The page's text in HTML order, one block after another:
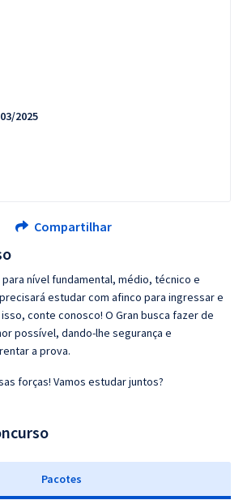
para nível fundamental, médio, técnico e
estudar com afinco para ingressar e
isso, conte conosco! O Gran busca fazer de
possível, dando-lhe segurança e
a prova.
forças! Vamos estudar juntos?
Pacotes
2025
Compartilhar